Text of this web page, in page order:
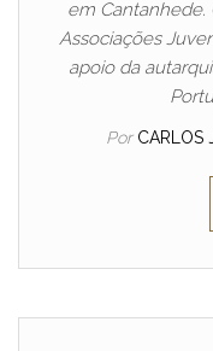
em Cantanhede.
Associações
apoio da
Por CARLOS